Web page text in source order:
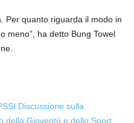
Per quanto riguarda il modo in
meno”, ha detto Bung Towel